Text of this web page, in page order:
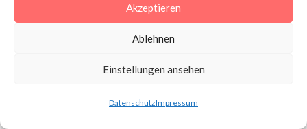
Akzeptieren
Ablehnen
Einstellungen ansehen
DatenschutzImpressum
Geschäftskunden-Vorteil
Versand und Lieferung